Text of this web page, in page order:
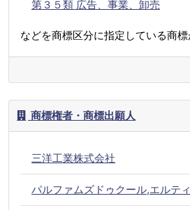
第３５類 広告、事業、卸売
などを商標区分に指定している商標
商標権者・商標出願人
三洋工業株式会社
パルファムズドゥクール,エルテ